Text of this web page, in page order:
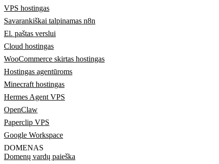
VPS hostingas
Savarankiškai talpinamas n8n
El. paštas verslui
Cloud hostingas
WooCommerce skirtas hostingas
Hostingas agentūroms
Minecraft hostingas
Hermes Agent VPS
OpenClaw
Paperclip VPS
Google Workspace
DOMENAS
Domenų vardų paieška